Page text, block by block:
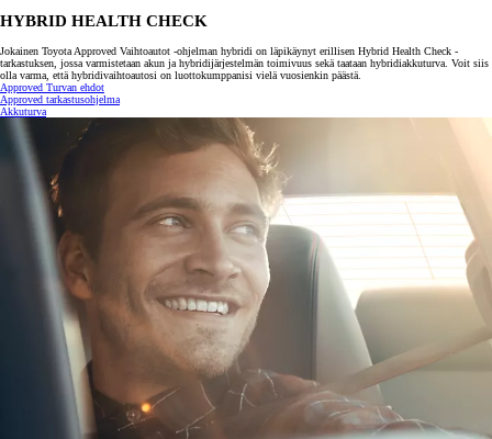
HYBRID HEALTH CHECK
Jokainen Toyota Approved Vaihtoautot -ohjelman hybridi on läpikäynyt erillisen Hybrid Health Check -
tarkastuksen, jossa varmistetaan akun ja hybridijärjestelmän toimivuus sekä taataan hybridiakkuturva. Voit siis
olla varma, että hybridivaihtoautosi on luottokumppanisi vielä vuosienkin päästä.
Approved Turvan ehdot
Approved tarkastusohjelma
Akkuturva